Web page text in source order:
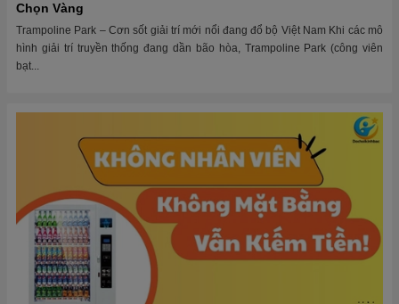
Chọn Vàng
Trampoline Park – Cơn sốt giải trí mới nổi đang đổ bộ Việt Nam Khi các mô
hình giải trí truyền thống đang dần bão hòa, Trampoline Park (công viên
bạt...